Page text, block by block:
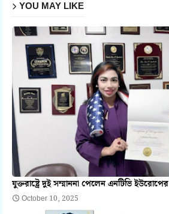
YOU MAY LIKE
যুক্তরাষ্ট্রে দুই সম্মাননা পেলেন এনটিভি
October 10, 2025